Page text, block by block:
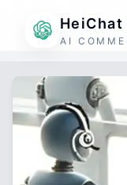
HeiChat
AI